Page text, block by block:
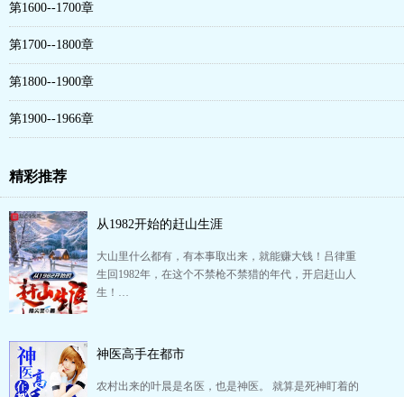
第1600--1700章
第1700--1800章
第1800--1900章
第1900--1966章
精彩推荐
从1982开始的赶山生涯
大山里什么都有，有本事取出来，就能赚大钱！吕律重
生回1982年，在这个不禁枪不禁猎的年代，开启赶山人
生！…
神医高手在都市
农村出来的叶晨是名医，也是神医。 就算是死神盯着的